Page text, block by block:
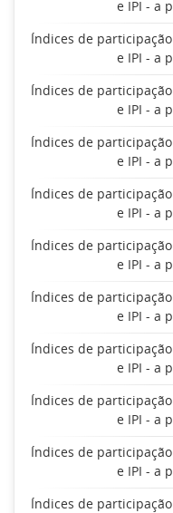
e IPI - a
Índices de
e IPI - a
Índices de
e IPI - a
Índices de
e IPI - a
Índices de
e IPI - a
Índices de
e IPI - a
Índices de
e IPI - a
Índices de
e IPI - a
Índices de
e IPI - a
Índices de
e IPI - a
Índices de